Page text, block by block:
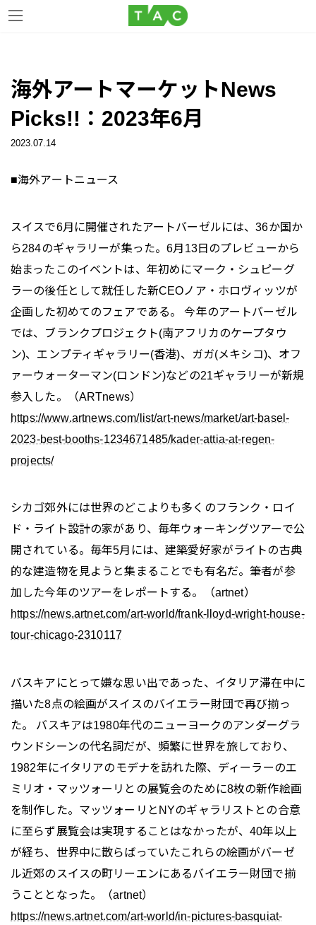
海外アートマーケットNews
Picks!!：2023年6月
2023.07.14
■海外アートニュース
スイスで6月に開催されたアートバーゼルには、36か国か
ら284のギャラリーが集った。6月13日のプレビューから
始まったこのイベントは、年初めにマーク・シュピーグ
ラーの後任として就任した新CEOノア・ホロヴィッツが
企画した初めてのフェアである。 今年のアートバーゼル
では、ブランクプロジェクト(南アフリカのケープタウ
ン)、エンプティギャラリー(香港)、ガガ(メキシコ)、オフ
ァーウォーターマン(ロンドン)などの21ギャラリーが新規
参入した。（ARTnews）
https://www.artnews.com/list/art-news/market/art-basel-
2023-best-booths-1234671485/kader-attia-at-regen-
projects/
シカゴ郊外には世界のどこよりも多くのフランク・ロイ
ド・ライト設計の家があり、毎年ウォーキングツアーで公
開されている。毎年5月には、建築愛好家がライトの古典
的な建造物を見ようと集まることでも有名だ。筆者が参
加した今年のツアーをレポートする。（artnet）
https://news.artnet.com/art-world/frank-lloyd-wright-house-
tour-chicago-2310117
バスキアにとって嫌な思い出であった、イタリア滞在中に
描いた8点の絵画がスイスのバイエラー財団で再び揃っ
た。 バスキアは1980年代のニューヨークのアンダーグラ
ウンドシーンの代名詞だが、頻繁に世界を旅しており、
1982年にイタリアのモデナを訪れた際、ディーラーのエ
ミリオ・マッツォーリとの展覧会のために8枚の新作絵画
を制作した。マッツォーリとNYのギャラリストとの合意
に至らず展覧会は実現することはなかったが、40年以上
が経ち、世界中に散らばっていたこれらの絵画がバーゼ
ル近郊のスイスの町リーエンにあるバイエラー財団で揃
うこととなった。（artnet）
https://news.artnet.com/art-world/in-pictures-basquiat-